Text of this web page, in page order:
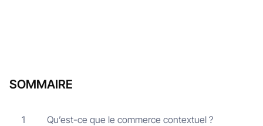
SOMMAIRE
1 Qu’est-ce que le commerce contextuel ?